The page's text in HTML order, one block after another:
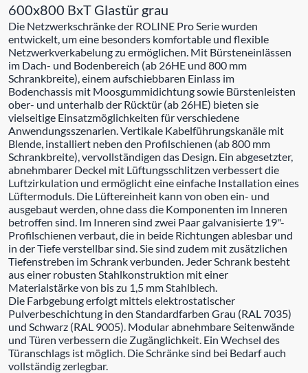
600x800 BxT Glastür grau
Die Netzwerkschränke der ROLINE Pro Serie wurden
entwickelt, um eine besonders komfortable und flexible
Netzwerkverkabelung zu ermöglichen. Mit Bürsteneinlässen
im Dach- und Bodenbereich (ab 26HE und 800 mm
Schrankbreite), einem aufschiebbaren Einlass im
Bodenchassis mit Moosgummidichtung sowie Bürstenleisten
ober- und unterhalb der Rücktür (ab 26HE) bieten sie
vielseitige Einsatzmöglichkeiten für verschiedene
Anwendungsszenarien. Vertikale Kabelführungskanäle mit
Blende, installiert neben den Profilschienen (ab 800 mm
Schrankbreite), vervollständigen das Design. Ein abgesetzter,
abnehmbarer Deckel mit Lüftungsschlitzen verbessert die
Luftzirkulation und ermöglicht eine einfache Installation eines
Lüftermoduls. Die Lüftereinheit kann von oben ein- und
ausgebaut werden, ohne dass die Komponenten im Inneren
betroffen sind. Im Inneren sind zwei Paar galvanisierte 19"-
Profilschienen verbaut, die in beide Richtungen ablesbar und
in der Tiefe verstellbar sind. Sie sind zudem mit zusätzlichen
Tiefenstreben im Schrank verbunden. Jeder Schrank besteht
aus einer robusten Stahlkonstruktion mit einer
Materialstärke von bis zu 1,5 mm Stahlblech.
Die Farbgebung erfolgt mittels elektrostatischer
Pulverbeschichtung in den Standardfarben Grau (RAL 7035)
und Schwarz (RAL 9005). Modular abnehmbare Seitenwände
und Türen verbessern die Zugänglichkeit. Ein Wechsel des
Türanschlags ist möglich. Die Schränke sind bei Bedarf auch
vollständig zerlegbar.